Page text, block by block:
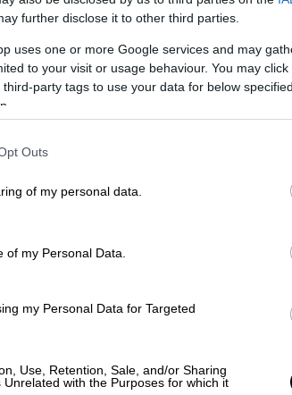
further disclose it to other third parties.
uses one or more Google services and may
to your visit or usage behaviour. You may
party tags to use your data for below
Outs
of my personal data.
my Personal Data.
my Personal Data for Targeted
Use, Retention, Sale, and/or Sharing
with the Purposes for which it
αντιμετωπίζει την
Χαρτς στη Σκωτία
|17.08.2023 23:15
στο 95' ο
League!
League